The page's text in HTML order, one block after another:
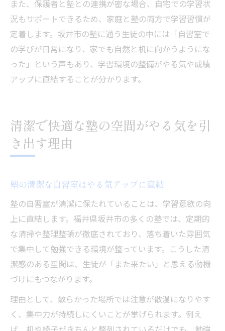
また、保護者と塾との連携が密な場合、自宅での学習状
況もサポートできるため、家庭と塾の両方で学習習慣が
定着します。坂井市の塾に通う生徒の中には「自習室で
の学びが日常になり、家でも自然と机に向かうようにな
った」という声もあり、学習環境の整備がやる気や成績
アップに直結することが分かります。
清潔で快適な塾の空間がやる気を引
き出す理由
塾の清潔な自習室はやる気アップに直結
塾の自習室が清潔に保たれていることは、学習意欲の向
上に直結します。福井県坂井市の多くの塾では、定期的
な清掃や整理整頓が徹底されており、落ち着いた雰囲気
で集中して勉強できる環境が整っています。こうした清
潔感のある空間は、生徒が「また来たい」と思える動機
づけにもつながります。
理由として、散らかった場所では注意が散漫になりやす
く、集中力が持続しにくいことが挙げられます。例え